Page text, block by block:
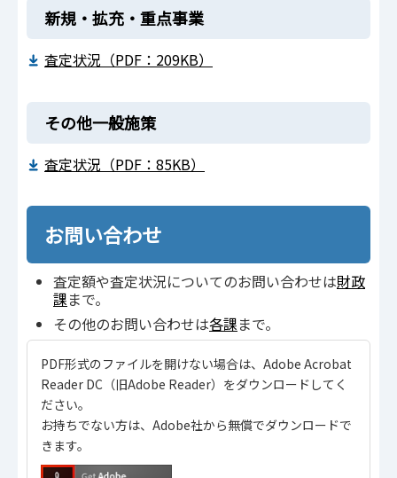
新規・拡充・重点事業
査定状況（PDF：209KB）
その他一般施策
査定状況（PDF：85KB）
お問い合わせ
査定額や査定状況についてのお問い合わせは財政
課まで。
その他のお問い合わせは各課まで。
PDF形式のファイルを開けない場合は、Adobe Acrobat
Reader DC（旧Adobe Reader）をダウンロードしてく
ださい。
お持ちでない方は、Adobe社から無償でダウンロードで
きます。